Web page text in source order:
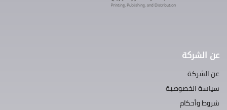
عن الشركة
عن الشركة
سياسة الخصوصية
شروط وأحكام